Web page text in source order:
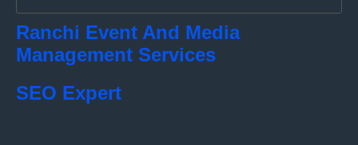
Ranchi Event And Media
Management Services
SEO Expert